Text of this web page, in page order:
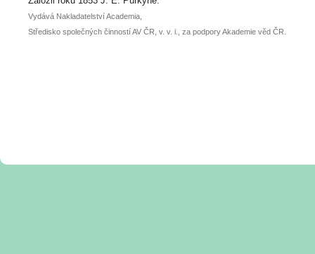
Vydává Nakladatelství Academia,
Středisko společných činností AV ČR, v. v. i., za podpory Akademie věd ČR.